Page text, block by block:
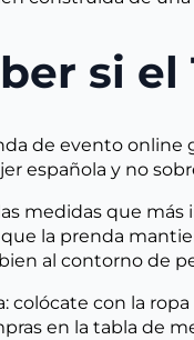
si
de evento online
española y no
medidas que
la prenda
al contorno de
colócate con la
en la tabla de